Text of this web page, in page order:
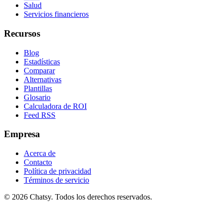
Salud
Servicios financieros
Recursos
Blog
Estadísticas
Comparar
Alternativas
Plantillas
Glosario
Calculadora de ROI
Feed RSS
Empresa
Acerca de
Contacto
Política de privacidad
Términos de servicio
© 2026 Chatsy. Todos los derechos reservados.